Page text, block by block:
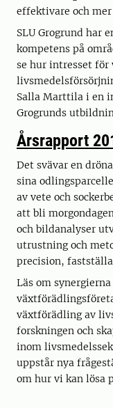
effektivare och
SLU Grogrund har
kompetens på
se hur intresset för
Salla Marttila i en
Grogrunds
Årsrapport
Det svävar en
sina
av vete och
att bli
och bildanalyser
utrustning och
precision,
Läs om
växtförädling av
forskningen och
inom
uppstår nya
om hur vi kan lösa